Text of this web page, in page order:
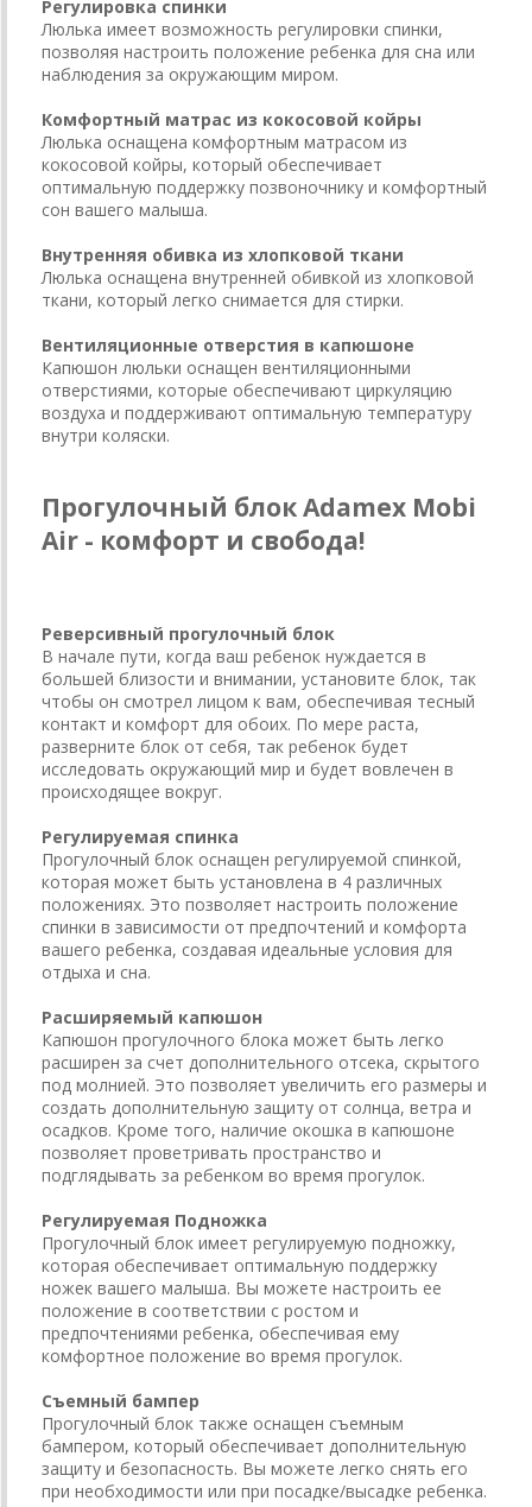
Регулировка спинки
Люлька имеет возможность регулировки спинки,
позволяя настроить положение ребенка для сна или
наблюдения за окружающим миром.
Комфортный матрас из кокосовой койры
Люлька оснащена комфортным матрасом из
кокосовой койры, который обеспечивает
оптимальную поддержку позвоночнику и комфортный
сон вашего малыша.
Внутренняя обивка из хлопковой ткани
Люлька оснащена внутренней обивкой из хлопковой
ткани, который легко снимается для стирки.
Вентиляционные отверстия в капюшоне
Капюшон люльки оснащен вентиляционными
отверстиями, которые обеспечивают циркуляцию
воздуха и поддерживают оптимальную температуру
внутри коляски.
Прогулочный блок Adamex Mobi
Air - комфорт и свобода!
Реверсивный прогулочный блок
В начале пути, когда ваш ребенок нуждается в
большей близости и внимании, установите блок, так
чтобы он смотрел лицом к вам, обеспечивая тесный
контакт и комфорт для обоих. По мере раста,
разверните блок от себя, так ребенок будет
исследовать окружающий мир и будет вовлечен в
происходящее вокруг.
Регулируемая спинка
Прогулочный блок оснащен регулируемой спинкой,
которая может быть установлена в 4 различных
положениях. Это позволяет настроить положение
спинки в зависимости от предпочтений и комфорта
вашего ребенка, создавая идеальные условия для
отдыха и сна.
Расширяемый капюшон
Капюшон прогулочного блока может быть легко
расширен за счет дополнительного отсека, скрытого
под молнией. Это позволяет увеличить его размеры и
создать дополнительную защиту от солнца, ветра и
осадков. Кроме того, наличие окошка в капюшоне
позволяет проветривать пространство и
подглядывать за ребенком во время прогулок.
Регулируемая Подножка
Прогулочный блок имеет регулируемую подножку,
которая обеспечивает оптимальную поддержку
ножек вашего малыша. Вы можете настроить ее
положение в соответствии с ростом и
предпочтениями ребенка, обеспечивая ему
комфортное положение во время прогулок.
Съемный бампер
Прогулочный блок также оснащен съемным
бампером, который обеспечивает дополнительную
защиту и безопасность. Вы можете легко снять его
при необходимости или при посадке/высадке ребенка.